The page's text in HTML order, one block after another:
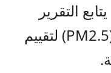
التقرير
تركيز الجسيمات الدقيقة (PM2.5) لتقييم